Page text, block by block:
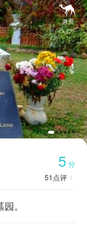

首页
5 分
51 点评 
。